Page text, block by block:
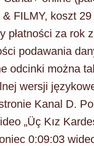
FILMY, koszt 29
płatności za rok
podawania
odcinki można
wersji
Kanal D.
„Üç Kız
0:09:03